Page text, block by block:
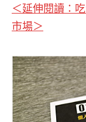
＜延伸閱讀：
市場＞